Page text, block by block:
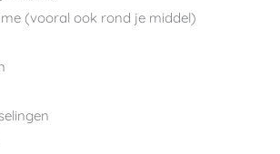
(vooral ook rond je middel)